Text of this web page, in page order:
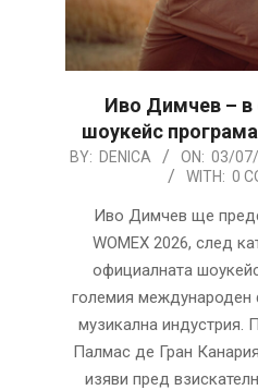
Иво Димчев – в
шоукейс програма
2026-
BY: DENICA ON: 03/
WITH: 0
Иво Димчев ще
WOMEX 2026, след
официалната
големия международен
музикална индустрия.
Палмас де Гран
изяви пред